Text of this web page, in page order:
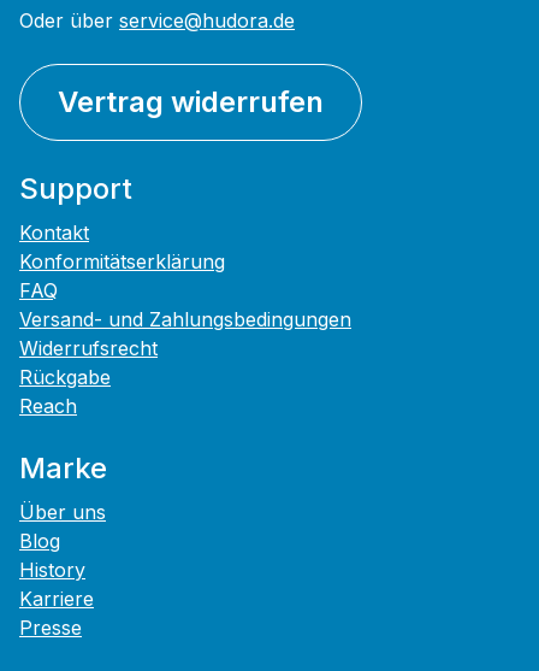
Oder über service@hudora.de
Vertrag widerrufen
Support
Kontakt
Konformitätserklärung
FAQ
Versand- und Zahlungsbedingungen
Widerrufsrecht
Rückgabe
Reach
Marke
Über uns
Blog
History
Karriere
Presse